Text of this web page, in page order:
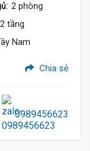
2 phòng
2 tầng
Nam
Chia sẻ
0989456623